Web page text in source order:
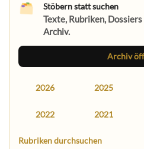
Stöbern statt suchen
Texte, Rubriken,
Archiv.
Archiv
2026 2025
2022 2021
Rubriken durchsuchen